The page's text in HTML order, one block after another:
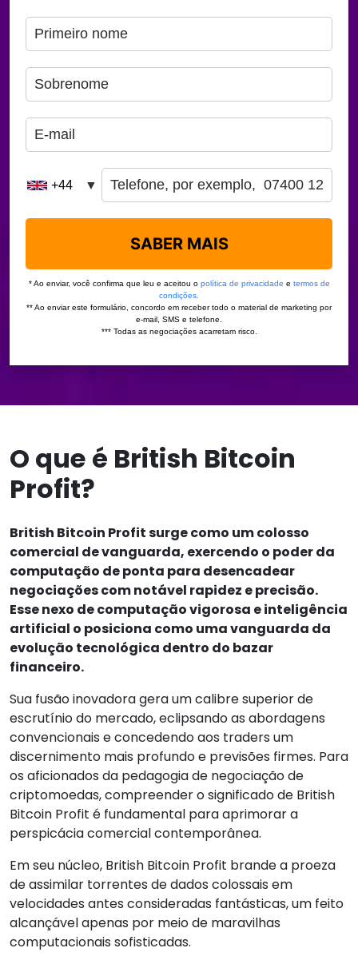
O que é British Bitcoin
Profit?
British Bitcoin Profit surge como um colosso
comercial de vanguarda, exercendo o poder da
computação de ponta para desencadear
negociações com notável rapidez e precisão.
Esse nexo de computação vigorosa e inteligência
artificial o posiciona como uma vanguarda da
evolução tecnológica dentro do bazar
financeiro.
Sua fusão inovadora gera um calibre superior de
escrutínio do mercado, eclipsando as abordagens
convencionais e concedendo aos traders um
discernimento mais profundo e previsões firmes. Para
os aficionados da pedagogia de negociação de
criptomoedas, compreender o significado de British
Bitcoin Profit é fundamental para aprimorar a
perspicácia comercial contemporânea.
Em seu núcleo, British Bitcoin Profit brande a proeza
de assimilar torrentes de dados colossais em
velocidades antes consideradas fantásticas, um feito
alcançável apenas por meio de maravilhas
computacionais sofisticadas.